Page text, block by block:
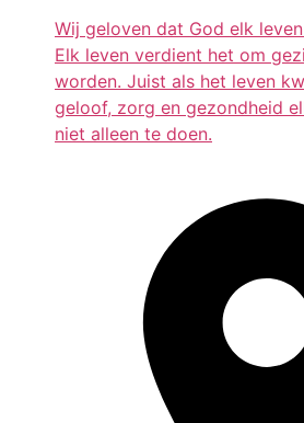
Wij geloven dat God elk
Elk leven verdient het om
worden. Juist als het leven
geloof, zorg en gezondheid
niet alleen te doen.